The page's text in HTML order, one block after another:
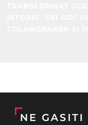
NE GASITI